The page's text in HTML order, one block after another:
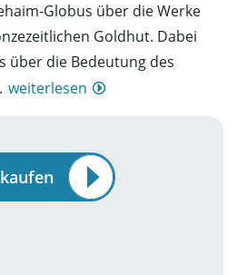
Globus über die Werke
Goldhut. Dabei
über die Bedeutung des
weiterlesen